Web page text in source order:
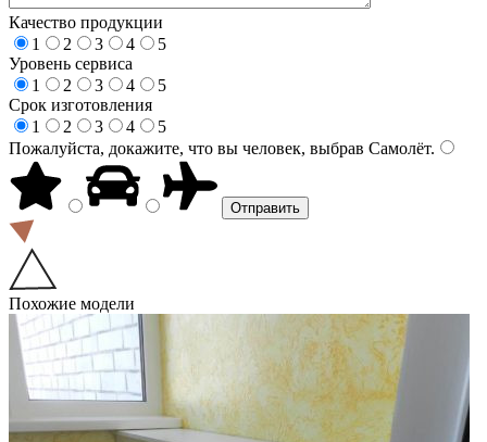
Качество продукции
1
2 3 4
5
Уровень сервиса
1
2 3 4
5
Срок изготовления
1
2 3 4
5
Пожалуйста, докажите, что вы человек, выбрав Самолёт.
Похожие модели